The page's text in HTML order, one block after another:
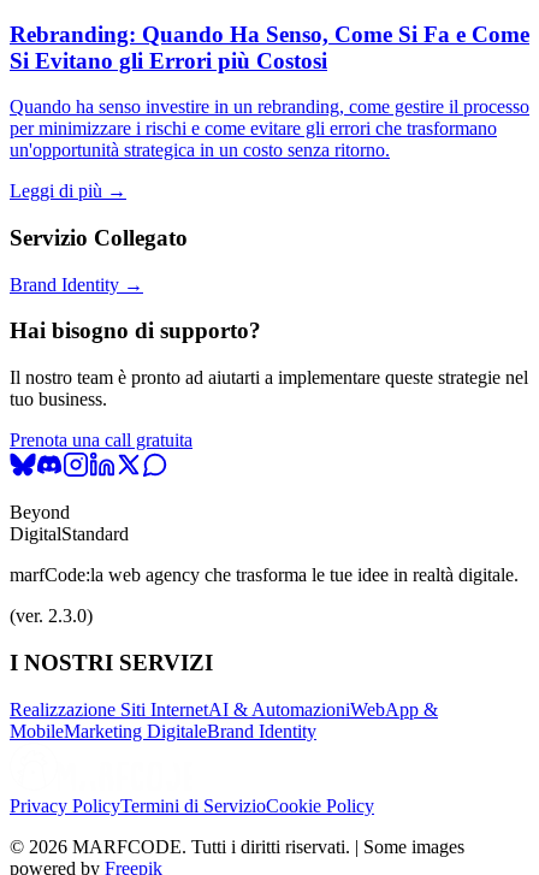
Rebranding: Quando Ha Senso, Come Si Fa e Come
Si Evitano gli Errori più Costosi
Quando ha senso investire in un rebranding, come gestire il processo
per minimizzare i rischi e come evitare gli errori che trasformano
un'opportunità strategica in un costo senza ritorno.
Leggi di più →
Servizio Collegato
Brand Identity →
Hai bisogno di supporto?
Il nostro team è pronto ad aiutarti a implementare queste strategie nel
tuo business.
Prenota una call gratuita
Beyond
DigitalStandard
marfCode:la web agency che trasforma le tue idee in realtà digitale.
(ver. 2.3.0)
I NOSTRI SERVIZI
Realizzazione Siti InternetAI & AutomazioniWebApp &
MobileMarketing DigitaleBrand Identity
Privacy PolicyTermini di ServizioCookie Policy
© 2026 MARFCODE. Tutti i diritti riservati. | Some images
powered by Freepik